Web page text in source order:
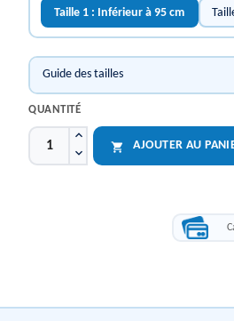
Taille 1 : Inférieur à 95 cm
Guide des tailles
QUANTITÉ
 AJOUTER AU